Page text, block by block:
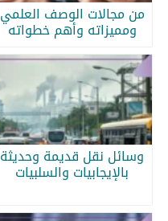
من مجالات الوصف العلمي
ومميزاته وأهم خطواته
وسائل نقل قديمة وحديثة
بالإيجابيات والسلبيات